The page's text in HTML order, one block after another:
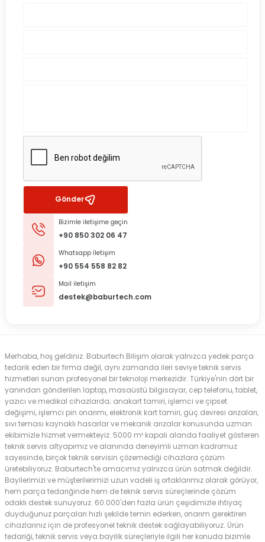
Gönder
Bizimle iletişime geçin
+90 850 302 06 47
Whatsapp İletişim
+90 554 558 82 82
Mail iletişim
destek@baburtech.com
Merhaba, hoş geldiniz. Baburtech Bilişim olarak yalnızca yedek parça
tedarik eden bir firma değil, aynı zamanda ileri seviye teknik servis
hizmetleri sunan profesyonel bir teknoloji merkezidir. Türkiye'nin dört bir
yanından gönderilen laptop, masaüstü bilgisayar, cep telefonu, tablet,
yazıcı ve medikal cihazlarda; anakart tamiri, işlemci ve çipset
değişimi, işlemci pin onarımı, elektronik kart tamiri, güç devresi arızaları,
sıvı teması kaynaklı hasarlar ve mekanik arızalar konusunda uzman
ekibimizle hizmet vermekteyiz. 5000 m² kapalı alanda faaliyet gösteren
teknik servis altyapımız ve alanında deneyimli uzman kadromuz
sayesinde, birçok teknik servisin çözemediği cihazlara çözüm
üretebiliyoruz. Baburtech'te amacımız yalnızca ürün satmak değildir.
Bayilerimizi ve müşterilerimizi uzun vadeli iş ortaklarımız olarak görüyor,
hem parça tedariğinde hem de teknik servis süreçlerinde çözüm
odaklı destek sunuyoruz. 60.000'den fazla ürün çeşidimizle ihtiyaç
duyduğunuz parçaları hızlı şekilde temin ederken, onarım gerektiren
cihazlarınız için de profesyonel teknik destek sağlayabiliyoruz. Ürün
tedariği, teknik servis veya bayilik süreçleriyle ilgili her konuda bizimle